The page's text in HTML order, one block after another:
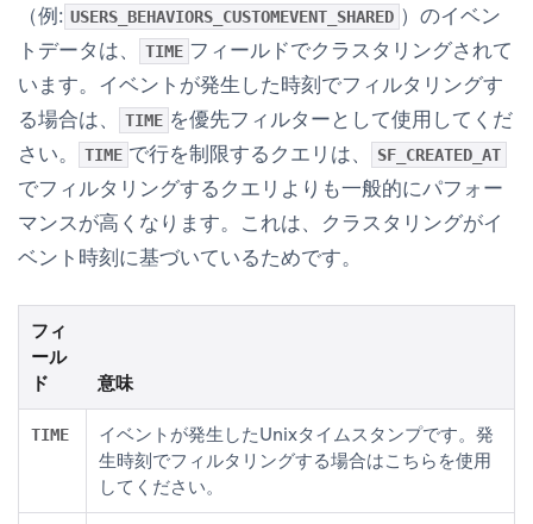
（例: USERS_BEHAVIORS_CUSTOMEVENT_SHARED ）のイベン
トデータは、
TIME フィールドでクラスタリングされて
います。 イベントが発生した時刻でフィルタリングす
る場合は、
TIME を優先フィルターとして使用してくだ
さい。
TIME で行を制限するクエリは、 SF_CREATED_AT
でフィルタリングするクエリよりも一般的にパフォー
マンスが高くなります。これは、クラスタリングがイ
ベント時刻に基づいているためです。
フィ
ール
ド
意味
TIME
イベントが発生したUnixタイムスタンプです。発
生時刻でフィルタリングする場合はこちらを使用
してください。